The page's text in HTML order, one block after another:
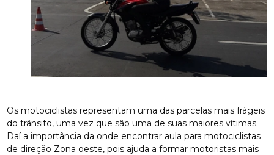
Os motociclistas representam uma das parcelas mais frágeis
do trânsito, uma vez que são uma de suas maiores vítimas.
Daí a importância da onde encontrar aula para motociclistas
de direção Zona oeste, pois ajuda a formar motoristas mais